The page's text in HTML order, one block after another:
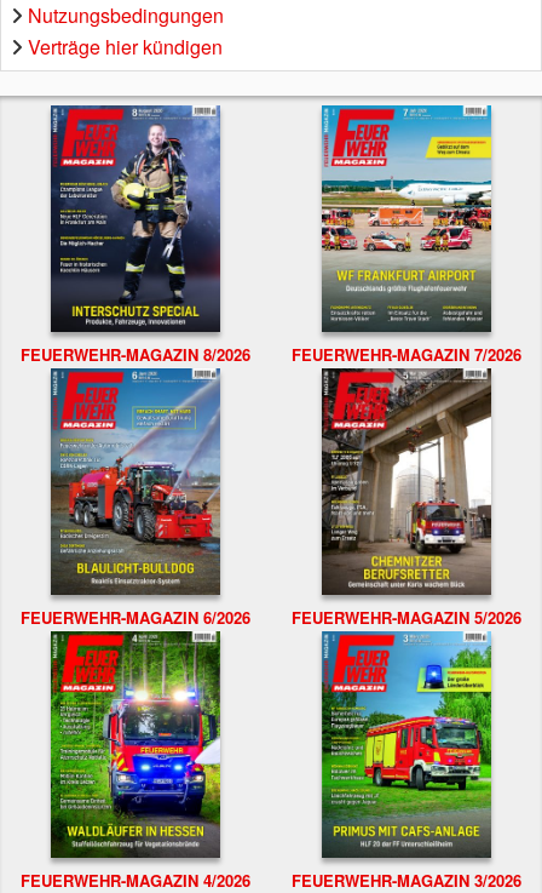
Nutzungsbedingungen
Verträge hier kündigen
FEUERWEHR-MAGAZIN 8/2026 FEUERWEHR-MAGAZIN 7/2026
FEUERWEHR-MAGAZIN 6/2026 FEUERWEHR-MAGAZIN 5/2026
FEUERWEHR-MAGAZIN 4/2026 FEUERWEHR-MAGAZIN 3/2026